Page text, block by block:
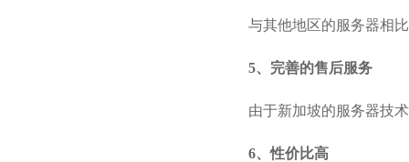
与其他地区的服务器相
5、完善的售后服务
由于新加坡的服务器技
6、性价比高